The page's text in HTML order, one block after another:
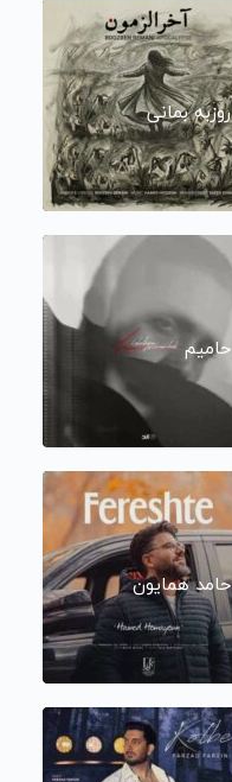
روزبه بمانی
حامیم
حامد همایون